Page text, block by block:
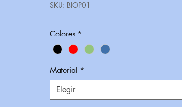
SKU: BIOP01
Colores *
Material *
Elegir